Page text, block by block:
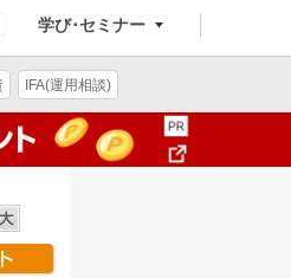
学び･セミナー
IFA(運用相談)